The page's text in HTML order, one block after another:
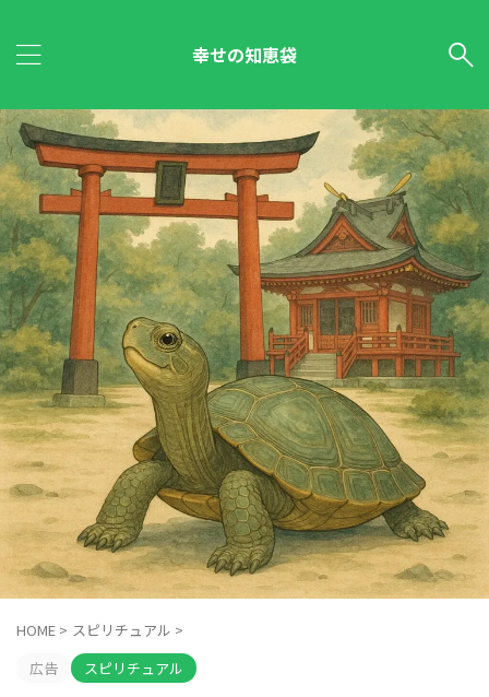
幸せの知恵袋
HOME > スピリチュアル >
広告
スピリチュアル